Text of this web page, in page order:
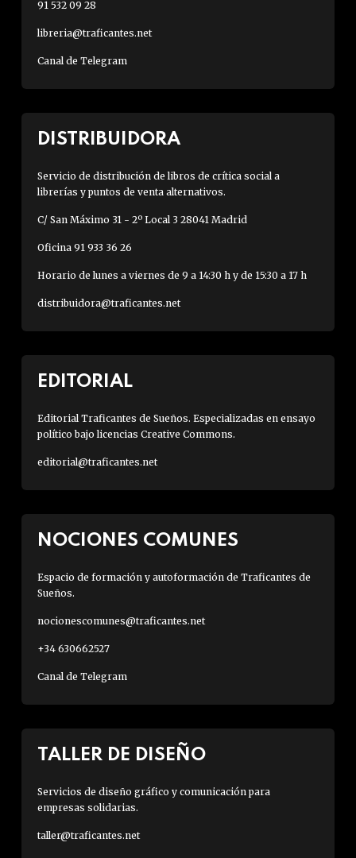
91 532 09 28
libreria@traficantes.net
Canal de Telegram
DISTRIBUIDORA
Servicio de distribución de libros de crítica social a
librerías y puntos de venta alternativos.
C/ San Máximo 31 - 2º Local 3 28041 Madrid
Oficina 91 933 36 26
Horario de lunes a viernes de 9 a 14:30 h y de 15:30 a 17 h
distribuidora@traficantes.net
EDITORIAL
Editorial Traficantes de Sueños. Especializadas en ensayo
político bajo licencias Creative Commons.
editorial@traficantes.net
NOCIONES COMUNES
Espacio de formación y autoformación de Traficantes de
Sueños.
nocionescomunes@traficantes.net
+34 630662527
Canal de Telegram
TALLER DE DISEÑO
Servicios de diseño gráfico y comunicación para
empresas solidarias.
taller@traficantes.net